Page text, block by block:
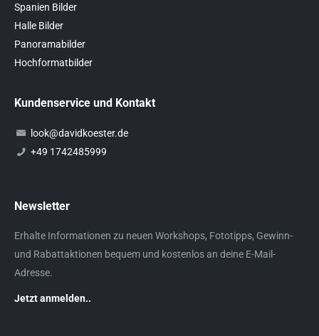
Spanien Bilder
Halle Bilder
Panoramabilder
Hochformatbilder
Kundenservice und Kontakt
look@davidkoester.de
+49 1742485999
Newsletter
Erhalte Informationen zu neuen Workshops, Fototipps, Gewinn-
und Rabattaktionen bequem und kostenlos an deine E-Mail-
Adresse.
Jetzt anmelden..